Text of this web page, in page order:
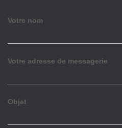
Votre nom
Votre adresse de messagerie
Objet